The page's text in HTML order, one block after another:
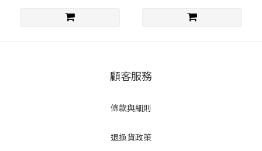
顧客服務
條款與細則
退換貨政策